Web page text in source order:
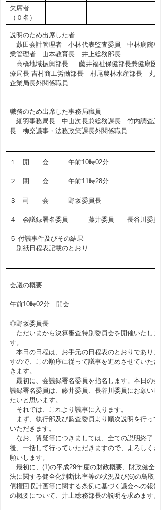
欠席者
（０名）
説明のため出席した者
藪田会計管理者 小林代表監査委員 中林病院事
業管理者 山本教育長 井上総務部長
高橋地域振興部長 藤井福祉保健部長兼健康医
療局長 吉村商工労働部長 村尾農林水産部長 丸毛
企業局長外関係職員
職務のため出席した事務局職員
細羽事務局長 中山次長兼総務課長 竹内調査課
長 柳楽議事・法務政策課長外関係職員
１ 開 会 午前10時02分
２ 閉 会 午前11時28分
３ 司 会 野坂委員長
４ 会議録署名委員 藤井委員 長谷川委員
５ 付議事件及びその結果
別紙日程表記載のとおり
会議の概要
午前10時02分 開会
◎野坂委員長
ただいまから決算審査特別委員会を開催いたしま
す。
本日の日程は、お手元の日程表のとおりでありま
すので、この順序に従って議事を進めさせていただ
きます。
最初に、会議録署名委員を指名します。本日の会
議録署名委員は、藤井委員、長谷川委員にお願いし
たいと思います。
それでは、これより議事に入ります。
まず、執行部及び監査委員より順次説明を行って
いただきます。
なお、質疑等につきましては、全ての説明終了
後、一括して行っていただきますので、よろしくお
願いします。
最初に、(1)の平成29年度の財政概要、財政健全化
法に関する健全化判断比率等の状況及び(6)の鳥取県
債権回収計画等に関する条例に基づく議会への報告
の概要について、井上総務部長の説明を求めます。